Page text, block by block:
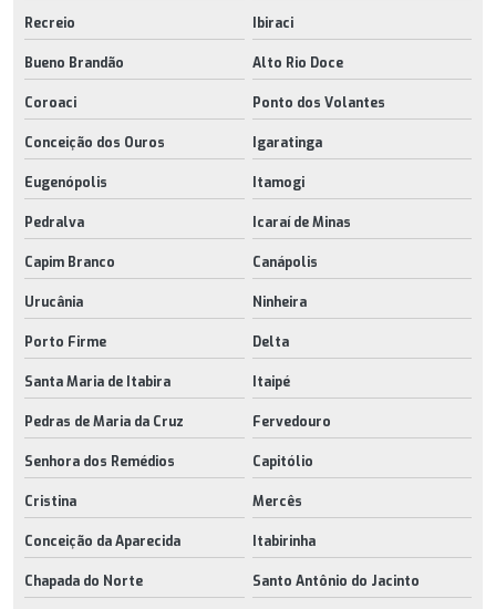
Recreio Ibiraci
Bueno Brandão Alto Rio Doce
Coroaci Ponto dos Volantes
Conceição dos Ouros Igaratinga
Eugenópolis Itamogi
Pedralva Icaraí de Minas
Capim Branco Canápolis
Urucânia Ninheira
Porto Firme Delta
Santa Maria de Itabira Itaipé
Pedras de Maria da Cruz Fervedouro
Senhora dos Remédios Capitólio
Cristina Mercês
Conceição da Aparecida Itabirinha
Chapada do Norte Santo Antônio do Jacinto